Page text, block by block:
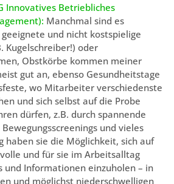
Innovatives Betriebliches
Manchmal sind es
und nicht kostspielige
Kugelschreiber!) oder
Obstkörbe kommen meiner
gut an, ebenso Gesundheitstage
wo Mitarbeiter verschiedenste
und sich selbst auf die Probe
dürfen, z.B. durch spannende
und vieles
haben sie die Möglichkeit, sich auf
und für sie im Arbeitsalltag
und Informationen einzuholen – in
und möglichst niederschwelligen